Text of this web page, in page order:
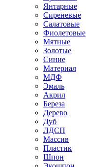
Янтарные
Сиреневые
Салатовые
Фиолетовые
Мятные
Золотые
Синие
Материал
МДФ
Эмаль
Акрил
Береза
Дерево
Дуб
ЛДСП
Массив
Пластик
Шпон